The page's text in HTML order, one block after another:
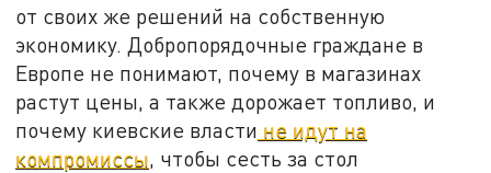
от своих же решений на собственную
экономику. Добропорядочные граждане в
Европе не понимают, почему в магазинах
растут цены, а также дорожает топливо, и
почему киевские власти не идут на
компромиссы, чтобы сесть за стол